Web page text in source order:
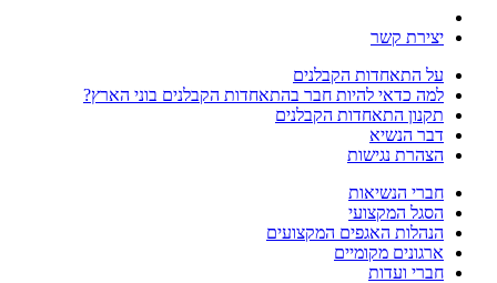
יצירת קשר
על התאחדות הקבלנים
למה כדאי להיות חבר בהתאחדות הקבלנים בוני הארץ?
תקנון התאחדות הקבלנים
דבר הנשיא
הצהרת נגישות
חברי הנשיאות
הסגל המקצועי
הנהלות האגפים המקצועים
ארגונים מקומיים
חברי ועדות